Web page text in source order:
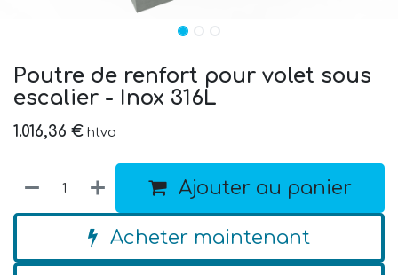
Poutre de renfort pour volet sous
escalier - Inox 316L
1.016,36 € htva
Ajouter au panier
Acheter maintenant